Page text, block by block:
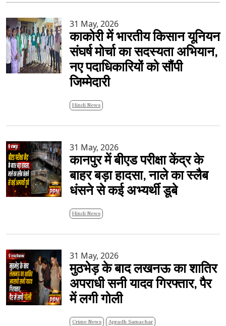
31 May, 2026
काकोरी में भारतीय किसान यूनियन
संघर्ष मोर्चा का सदस्यता अभियान,
नए पदाधिकारियों को सौंपी
जिम्मेदारी
Hindi News
31 May, 2026
कानपुर में बीएड परीक्षा केंद्र के
बाहर बड़ा हादसा, नाले का स्लैब
धंसने से कई अभ्यर्थी डूबे
Hindi News
31 May, 2026
मुठभेड़ के बाद लखनऊ का शातिर
अपराधी सनी यादव गिरफ्तार, पैर
में लगी गोली
Crime News Apradh Samachar